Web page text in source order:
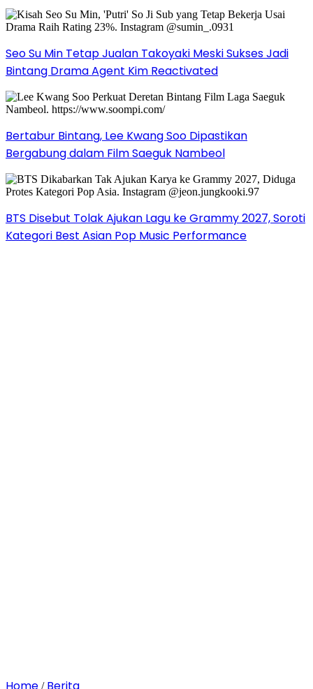
Seo Su Min Tetap Jualan Takoyaki Meski Sukses Jadi
Bintang Drama Agent Kim Reactivated
Bertabur Bintang, Lee Kwang Soo Dipastikan
Bergabung dalam Film Saeguk Nambeol
BTS Disebut Tolak Ajukan Lagu ke Grammy 2027, Soroti
Kategori Best Asian Pop Music Performance
Home / Berita